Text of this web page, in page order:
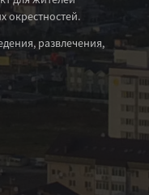
окрестностей.
развлечения,